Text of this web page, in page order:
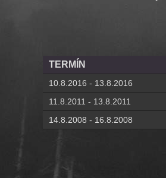
TERMÍN
10.8.2016 - 13.8.2016
11.8.2011 - 13.8.2011
14.8.2008 - 16.8.2008